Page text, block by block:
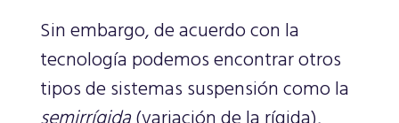
Sin embargo, de acuerdo con la
tecnología podemos encontrar otros
tipos de sistemas suspensión como la